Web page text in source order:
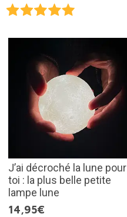
J’ai décroché la lune pour
toi : la plus belle petite
lampe lune
14,95€